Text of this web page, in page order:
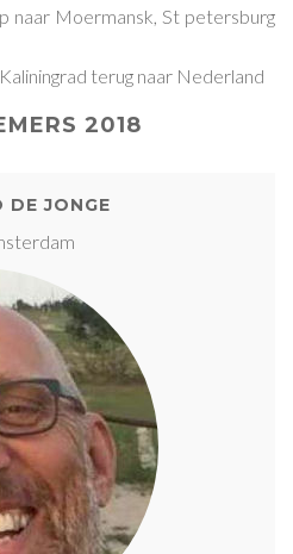
naar Moermansk, St petersburg
terug naar Nederland
2018
DE JONGE